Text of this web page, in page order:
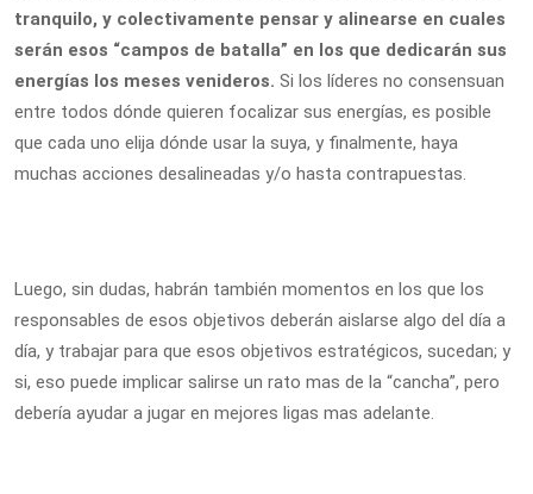
tranquilo, y colectivamente pensar y alinearse en cuales
serán esos “campos de batalla” en los que dedicarán sus
energías los meses venideros. Si los líderes no consensuan
entre todos dónde quieren focalizar sus energías, es posible
que cada uno elija dónde usar la suya, y finalmente, haya
muchas acciones desalineadas y/o hasta contrapuestas.
Luego, sin dudas, habrán también momentos en los que los
responsables de esos objetivos deberán aislarse algo del día a
día, y trabajar para que esos objetivos estratégicos, sucedan; y
si, eso puede implicar salirse un rato mas de la “cancha”, pero
debería ayudar a jugar en mejores ligas mas adelante.